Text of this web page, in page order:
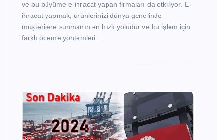
ve bu büyüme e-ihracat yapan firmaları da etkiliyor. E-
ihracat yapmak, ürünlerinizi dünya genelinde
müşterilere sunmanın en hızlı yoludur ve bu işlem için
farklı ödeme yöntemleri…